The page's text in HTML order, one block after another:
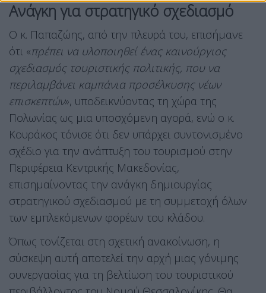
Ανάγκη για στρατηγικό σχεδιασμό
Ο κ. Παπαζώης, από την πλευρά του, επισήμανε
ότι «πρέπει να υλοποιηθεί ένας καινούργιος
σχεδιασμός τουριστικής πολιτικής, που να
περιλαμβάνει καμπάνια προσέλκυσης νέων
επισκεπτών», υποδεικνύοντας τη χώρα της
Πολωνίας ως μια υποσχόμενη αγορά, ενώ ο κ.
Κουράκος τόνισε ότι δεν υπάρχει συντονισμένο
σχέδιο για την ανάπτυξη του τουρισμού στην
Περιφέρεια Κεντρικής Μακεδονίας,
επισημαίνοντας την ανάγκη δημιουργίας
στρατηγικού σχεδιασμού με τη συμμετοχή όλων
των εμπλεκόμενων φορέων του κλάδου.
Όπως τονίζεται στη σχετική ανακοίνωση, η
σύσκεψη αυτή αποτελεί την αρχή μιας γόνιμης
συνεργασίας για τη βελτίωση του τουριστικού